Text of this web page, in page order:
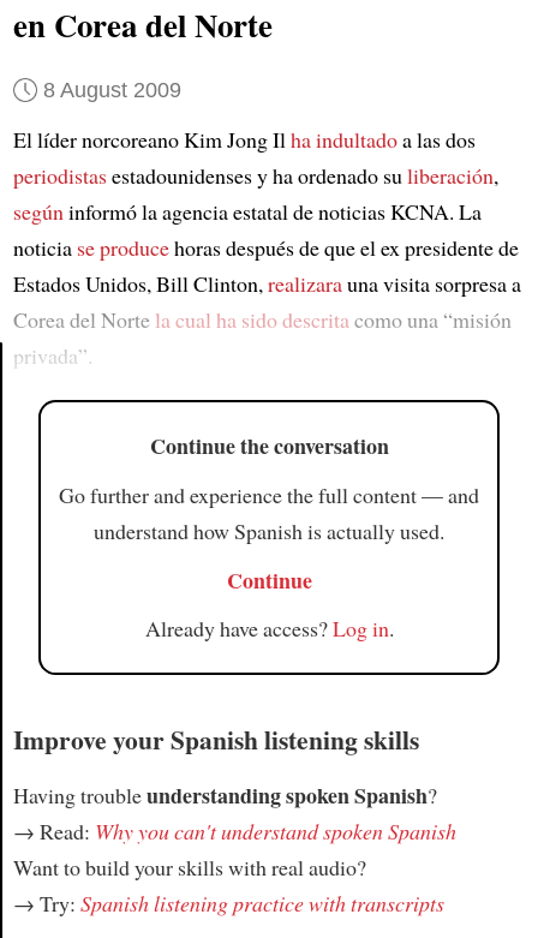
Article
en Corea del Norte
8 August 2009
El líder norcoreano Kim Jong Ilha indultadoa las dos
periodistasestadounidenses y ha ordenado suliberación,
segúninformó la agencia estatal de noticias KCNA. La
noticia se producehoras después de que el ex presidente de
Estados Unidos, Bill Clinton,realizarauna visita sorpresa a
Corea del Norte la cual ha sido descritacomo una “misión
privada”.
Continue the conversation
Go further and experience the full content — and
understand how Spanish is actually used.
Continue
Already have access?Log in.
Improve your Spanish listening skills
Having troubleunderstanding spoken Spanish?
→ Read: Why you can't understand spoken Spanish
Want to build your skills with real audio?
→ Try: Spanish listening practice with transcripts